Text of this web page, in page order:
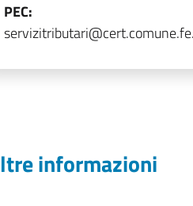
PEC:
informazioni